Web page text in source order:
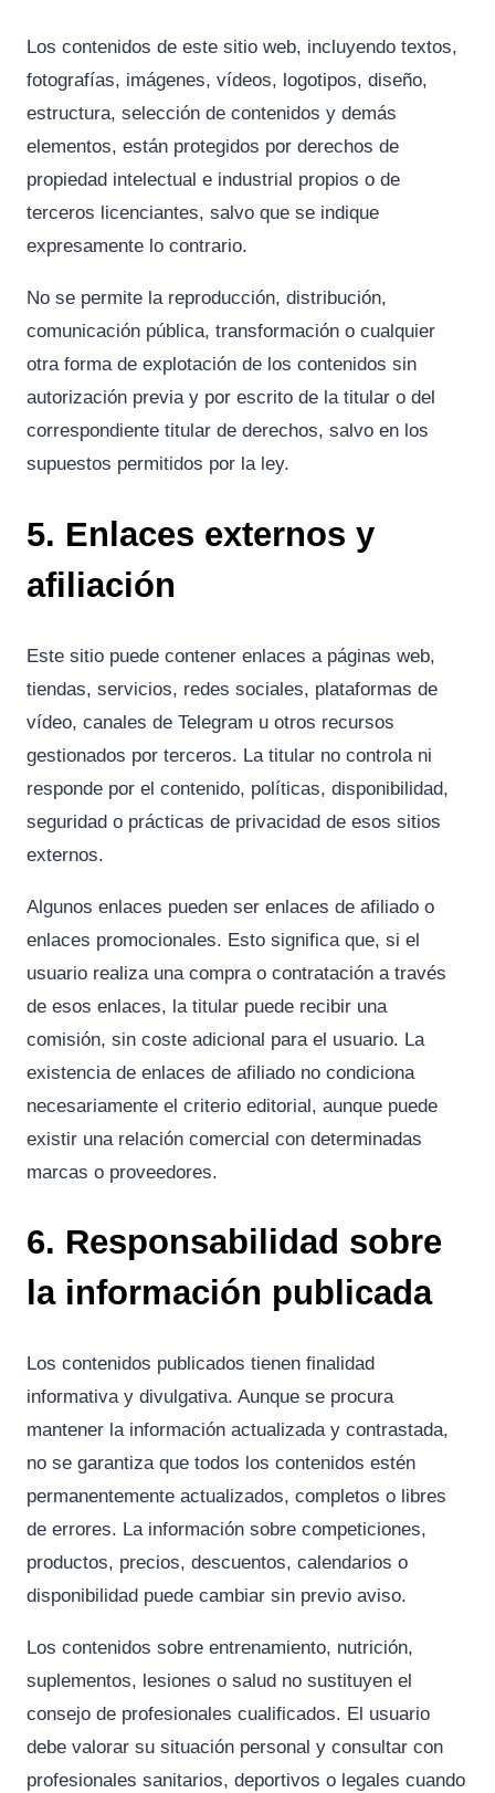
Los contenidos de este sitio web, incluyendo textos,
fotografías, imágenes, vídeos, logotipos, diseño,
estructura, selección de contenidos y demás
elementos, están protegidos por derechos de
propiedad intelectual e industrial propios o de
terceros licenciantes, salvo que se indique
expresamente lo contrario.
No se permite la reproducción, distribución,
comunicación pública, transformación o cualquier
otra forma de explotación de los contenidos sin
autorización previa y por escrito de la titular o del
correspondiente titular de derechos, salvo en los
supuestos permitidos por la ley.
5. Enlaces externos y
afiliación
Este sitio puede contener enlaces a páginas web,
tiendas, servicios, redes sociales, plataformas de
vídeo, canales de Telegram u otros recursos
gestionados por terceros. La titular no controla ni
responde por el contenido, políticas, disponibilidad,
seguridad o prácticas de privacidad de esos sitios
externos.
Algunos enlaces pueden ser enlaces de afiliado o
enlaces promocionales. Esto significa que, si el
usuario realiza una compra o contratación a través
de esos enlaces, la titular puede recibir una
comisión, sin coste adicional para el usuario. La
existencia de enlaces de afiliado no condiciona
necesariamente el criterio editorial, aunque puede
existir una relación comercial con determinadas
marcas o proveedores.
6. Responsabilidad sobre
la información publicada
Los contenidos publicados tienen finalidad
informativa y divulgativa. Aunque se procura
mantener la información actualizada y contrastada,
no se garantiza que todos los contenidos estén
permanentemente actualizados, completos o libres
de errores. La información sobre competiciones,
productos, precios, descuentos, calendarios o
disponibilidad puede cambiar sin previo aviso.
Los contenidos sobre entrenamiento, nutrición,
suplementos, lesiones o salud no sustituyen el
consejo de profesionales cualificados. El usuario
debe valorar su situación personal y consultar con
profesionales sanitarios, deportivos o legales cuando